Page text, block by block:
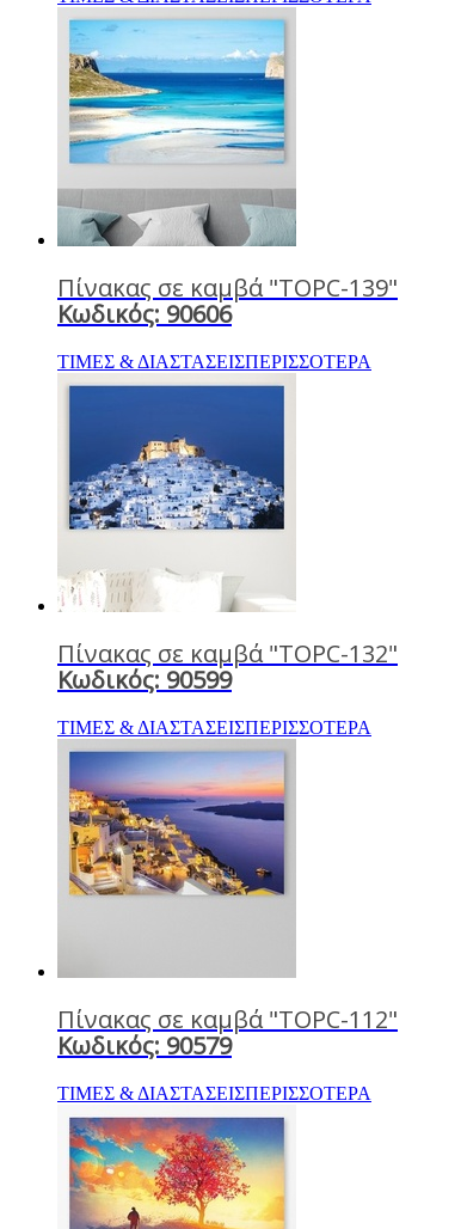
Πίνακας σε καμβά "TOPC-139"
Κωδικός: 90606
ΤΙΜΕΣ & ΔΙΑΣΤΑΣΕΙΣΠΕΡΙΣΣΟΤΕΡΑ
Πίνακας σε καμβά "TOPC-132"
Κωδικός: 90599
ΤΙΜΕΣ & ΔΙΑΣΤΑΣΕΙΣΠΕΡΙΣΣΟΤΕΡΑ
Πίνακας σε καμβά "TOPC-112"
Κωδικός: 90579
ΤΙΜΕΣ & ΔΙΑΣΤΑΣΕΙΣΠΕΡΙΣΣΟΤΕΡΑ